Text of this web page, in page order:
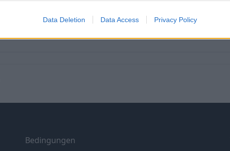
Data Deletion Data Access Privacy Policy
einfache oder mittelschwere malerische
Triglav.
Bedingungen